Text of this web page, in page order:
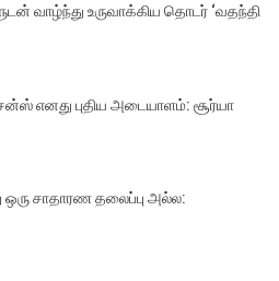
வாழ்ந்து உருவாக்கிய தொடர் ‘வதந்தி
எனது புதிய அடையாளம்: சூர்யா
ஒரு சாதாரண தலைப்பு அல்ல: